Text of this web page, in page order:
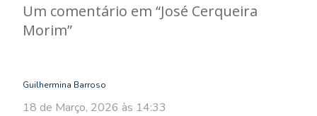
Um comentário em “José Cerqueira
Morim”
Guilhermina Barroso
18 de Março, 2026 às 14:33